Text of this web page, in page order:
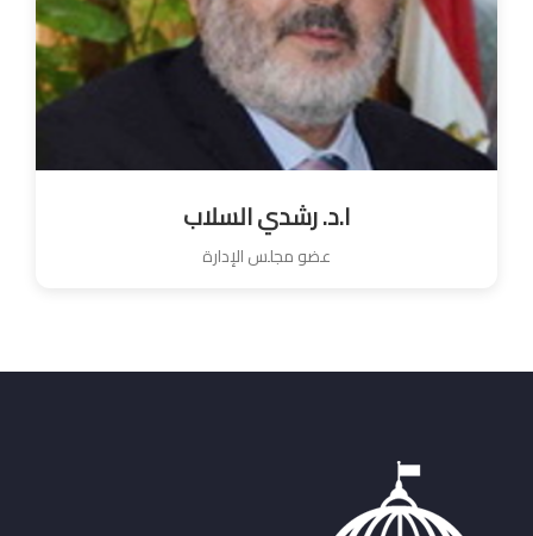
ا.د. رشدي السلاب
عضو مجلس الإدارة